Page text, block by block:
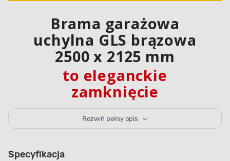
Brama garażowa
uchylna GLS brązowa
2500 x 2125 mm
to eleganckie
zamknięcie
do Twojego garażu
przetłoczeniami, a wykończona została farbą
Rozwiń pełny opis
Specyfikacja